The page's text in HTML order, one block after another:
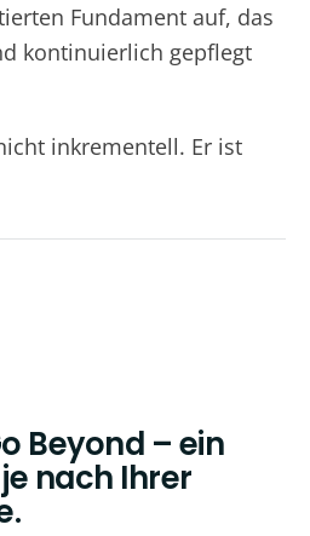
Fundament auf, das
kontinuierlich gepflegt
inkrementell. Er ist
Beyond – ein
nach Ihrer